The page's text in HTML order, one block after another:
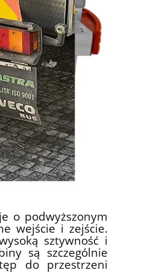
o podwyższonym
wejście i zejście.
sztywność i
są szczególnie
do przestrzeni